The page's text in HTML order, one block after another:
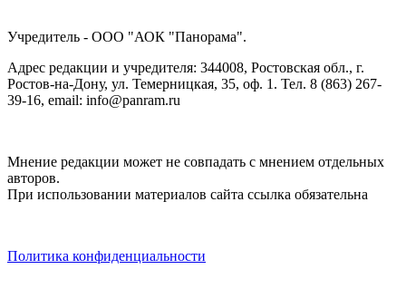
Учредитель - ООО "АОК "Панорама".
Адрес редакции и учредителя: 344008, Ростовская обл., г.
Ростов-на-Дону, ул. Темерницкая, 35, оф. 1. Тел. 8 (863) 267-
39-16, email: info@panram.ru
Мнение редакции может не совпадать с мнением отдельных
авторов.
При использовании материалов сайта ссылка обязательна
Политика конфиденциальности